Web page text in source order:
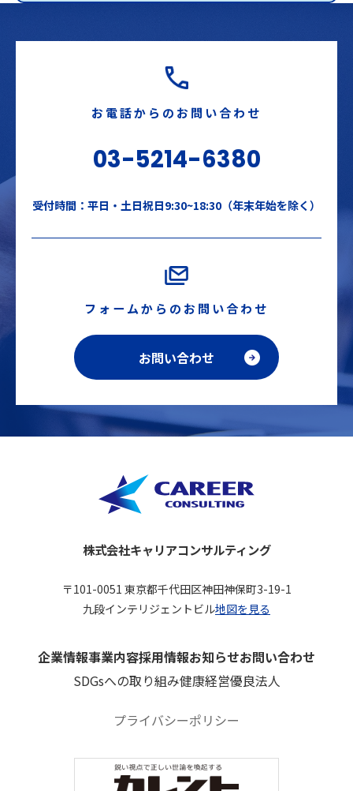
お電話からのお問い合わせ
03-5214-6380
受付時間：平日・土日祝日9:30~18:30（年末年始を除く）
フォームからのお問い合わせ
お問い合わせ
株式会社キャリアコンサルティング
〒101-0051 東京都千代田区神田神保町3-19-1
九段インテリジェントビル地図を見る
企業情報事業内容採用情報お知らせお問い合わせ
SDGsへの取り組み健康経営優良法人
プライバシーポリシー